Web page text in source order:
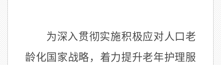
为深入贯彻实施积极应对人口老
龄化国家战略，着力提升老年护理服